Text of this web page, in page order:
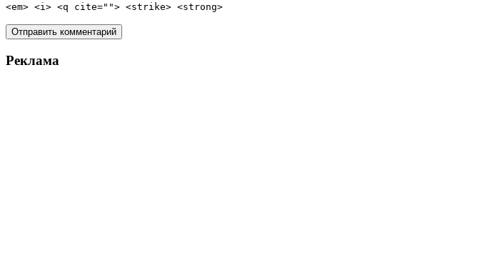
<em> <i> <q cite=""> <strike> <strong>
Реклама